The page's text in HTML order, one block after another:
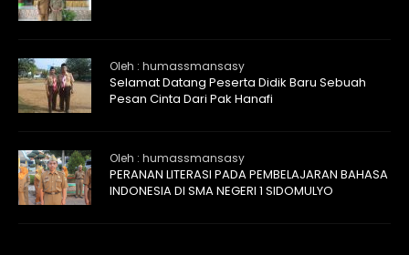
Oleh : humassmansasy
Selamat Datang Peserta Didik Baru Sebuah
Pesan Cinta Dari Pak Hanafi
Oleh : humassmansasy
PERANAN LITERASI PADA PEMBELAJARAN BAHASA
INDONESIA DI SMA NEGERI 1 SIDOMULYO